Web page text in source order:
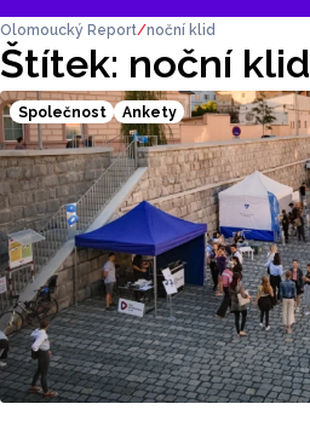
Štítek: noční klid
Olomoucký Report noční klid
Společnost Ankety